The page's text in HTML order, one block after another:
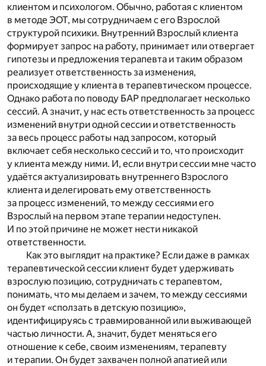
клиентом и психологом. Обычно, работая с клиентом
в методе ЭОТ, мы сотрудничаем с его Взрослой
структурой психики. Внутренний Взрослый клиента
формирует запрос на работу, принимает или отвергает
гипотезы и предложения терапевта и таким образом
реализует ответственность за изменения,
происходящие у клиента в терапевтическом процессе.
Однако работа по поводу БАР предполагает несколько
сессий. А значит, у нас есть ответственность за процесс
изменений внутри одной сессии и ответственность
за весь процесс работы над запросом, который
включает себя несколько сессий и то, что происходит
у клиента между ними. И, если внутри сессии мне часто
удаётся актуализировать внутреннего Взрослого
клиента и делегировать ему ответственность
за процесс изменений, то между сессиями его
Взрослый на первом этапе терапии недоступен.
И по этой причине не может нести никакой
ответственности.
Как это выглядит на практике? Если даже в рамках
терапевтической сессии клиент будет удерживать
взрослую позицию, сотрудничать с терапевтом,
понимать, что мы делаем и зачем, то между сессиями
он будет «сползать в детскую позицию»,
идентифицируясь с травмированной или выживающей
частью личности. А, значит, будет меняться его
отношение к себе, своим изменениям, терапевту
и терапии. Он будет захвачен полной апатией или